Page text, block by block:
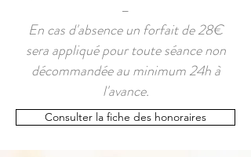
–
En cas d'absence un forfait de 28€
sera appliqué pour toute séance non
décommandée au minimum 24h à
l'avance.
Consulter la fiche des honoraires